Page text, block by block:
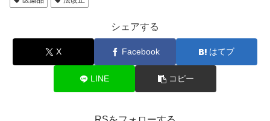
シェアする
X Facebook はてブ
LINE コピー